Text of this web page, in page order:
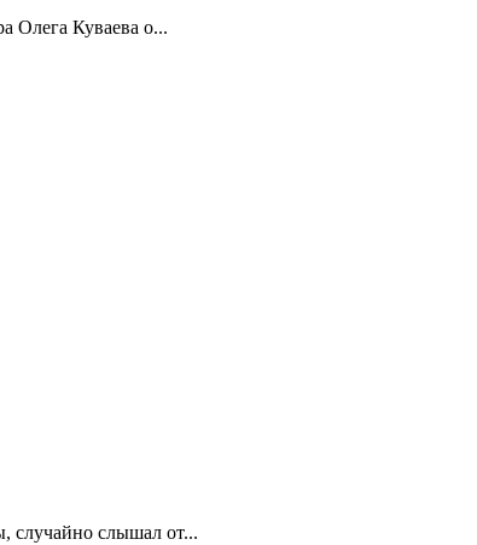
Олега Куваева о...
случайно слышал от...